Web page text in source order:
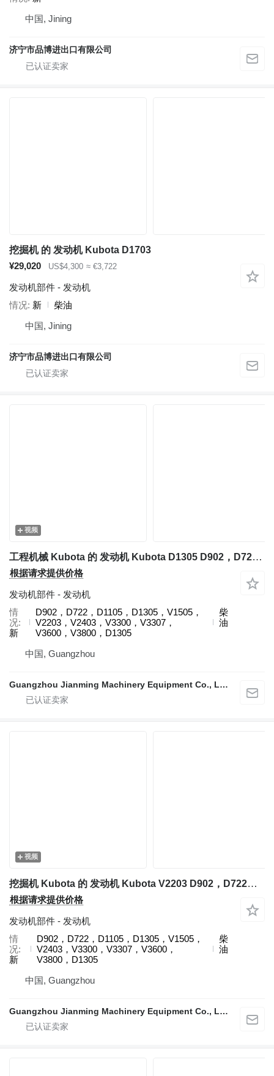
中国, Jining
济宁市品博进出口有限公司
挖掘机 的 发动机 Kubota D1703
¥29,020
US$4,300 ≈ €3,722
发动机部件 - 发动机
情况 新
柴油
中国, Jining
济宁市品博进出口有限公司
视频
工程机械 Kubota 的 发动机 Kubota D1305 D902，D722，D1105，D1305，V1505，V2203，V2403，V3300，V3307，V3600，V3800，D1305
根据请求提供价格
发动机部件 - 发动机
情
况
新
D902，D722，D1105，D1305，V1505，
V2203，V2403，V3300，V3307，
V3600，V3800，D1305
柴
油
中国, Guangzhou
Guangzhou Jianming Machinery Equipment Co., Ltd.
视频
挖掘机 Kubota 的 发动机 Kubota V2203 D902，D722，D1105，D1305，V1505，V2403，V3300，V3307，V3600，V3800，D1305
根据请求提供价格
发动机部件 - 发动机
情
况
新
D902，D722，D1105，D1305，V1505，
V2403，V3300，V3307，V3600，
V3800，D1305
柴
油
中国, Guangzhou
Guangzhou Jianming Machinery Equipment Co., Ltd.